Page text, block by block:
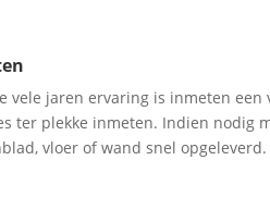
vele jaren ervaring is inmeten
ter plekke inmeten. Indien nodig
vloer of wand snel